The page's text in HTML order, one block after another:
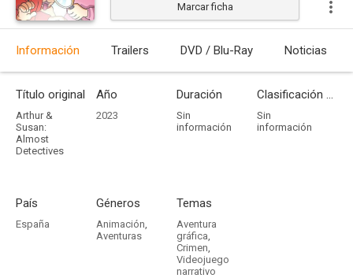
Marcar ficha
Información Trailers DVD / Blu-Ray Noticias
Título original
Arthur &
Susan:
Almost
Detectives
Año
2023
Duración
Sin
información
Clasificación por edades
Sin
información
País
España
Géneros
Animación,
Aventuras
Temas
Aventura
gráfica,
Crimen,
Videojuego
narrativo